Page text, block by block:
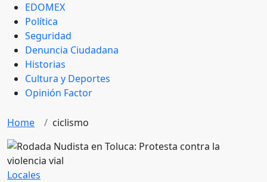
EDOMEX
Política
Seguridad
Denuncia Ciudadana
Historias
Cultura y Deportes
Opinión Factor
Home ciclismo
Locales